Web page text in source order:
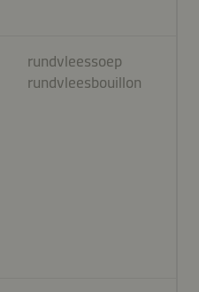
rundvleessoep
rundvleesbouillon